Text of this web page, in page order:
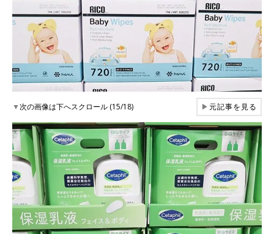
▼次の画像は下へスクロール (15/18) ▶元記事を見る